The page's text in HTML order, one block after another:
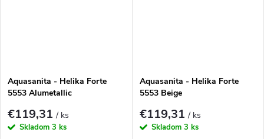
Aquasanita - Helika Forte
5553 Alumetallic
€119,31/ ks
Skladom 3 ks
Aquasanita - Helika Forte
5553 Beige
€119,31/ ks
Skladom 3 ks